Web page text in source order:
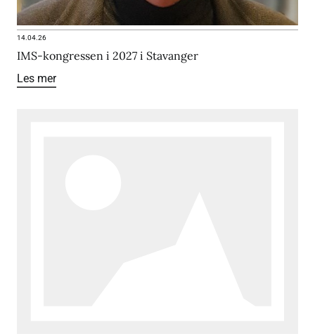
14.04.26
IMS-kongressen i 2027 i Stavanger
Les mer